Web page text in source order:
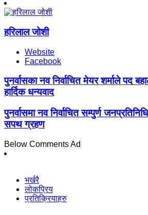
हरिलाल जोशी
Website
Facebook
पुनर्वासका नव निर्वाचित मेयर शर्माले पद
हार्दिक धन्यवाद
पुनर्वासमा नव निर्वाचित सम्पुर्ण
सपथ ग्रहण
Below Comments Ad
भर्खरै
लोकप्रिय
प्रतिक्रियाहरु